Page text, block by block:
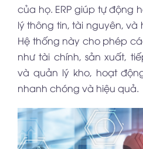
của họ. ERP giúp tự động
lý thông tin, tài nguyên,
Hệ thống này cho phép
như tài chính, sản xuất,
và quản lý kho, hoạt
nhanh chóng và hiệu quả.